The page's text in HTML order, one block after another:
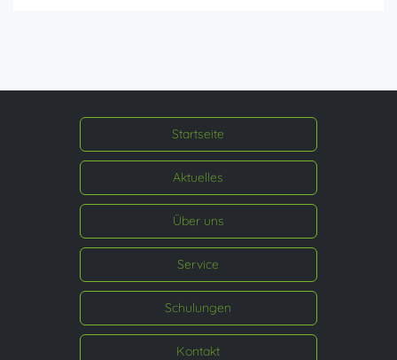
Startseite
Aktuelles
Über uns
Service
Schulungen
Kontakt